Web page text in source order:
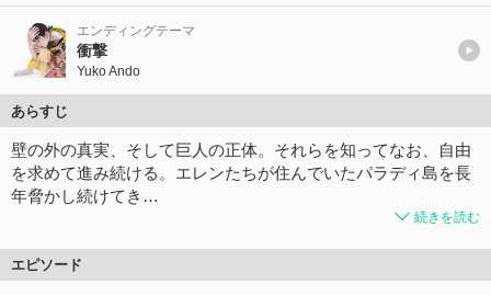
エンディングテーマ
衝撃
Yuko Ando
あらすじ
壁の外の真実、そして巨人の正体。それらを知ってなお、自由
を求めて進み続ける。エレンたちが住んでいたパラディ島を長
年脅かし続けてき…
続きを読む
エピソード